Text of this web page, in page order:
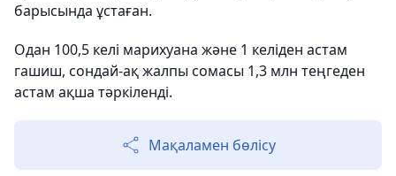
барысында ұстаған.
Одан 100,5 келі марихуана және 1 келіден астам
гашиш, сондай-ақ жалпы сомасы 1,3 млн теңгеден
астам ақша тəркіленді.
Мақаламен бөлісу